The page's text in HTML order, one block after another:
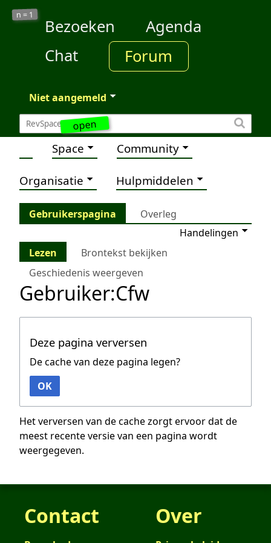
open
n = 1
Bezoeken
Agenda
Chat
Forum
Niet aangemeld
Space Community
Organisatie Hulpmiddelen
Gebruikerspagina
Overleg
Handelingen
Lezen
Brontekst bekijken
Geschiedenis weergeven
Gebruiker:Cfw
Deze pagina verversen
De cache van deze pagina legen?
OK
Het verversen van de cache zorgt ervoor dat de
meest recente versie van een pagina wordt
weergegeven.
Contact Over